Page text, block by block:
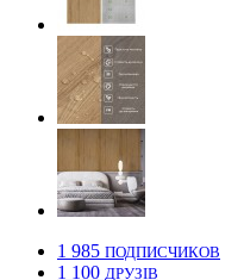
1 985 ПОДПИСЧИКОВ
1 100 ДРУЗІВ